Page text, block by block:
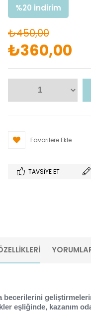
%20 İndirim
₺450,00
₺360,00
Favorilere Ekle
TAVSIYE ET
eşliğinde, kazanım